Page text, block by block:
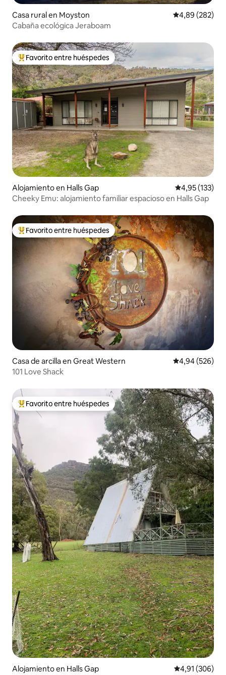
Casa rural en Moyston Calificación
4,89 (282)
Cabaña ecológica Jeraboam
Favorito entre los huéspedes más destacados
Favorito entre huéspedes
Alojamiento en Halls Gap Calificación
4,95 (133)
Cheeky Emu: alojamiento familiar espacioso en Halls Gap
Favorito entre los huéspedes más destacados
Favorito entre huéspedes
Casa de arcilla en Great Western Calificación
4,94 (526)
101 Love Shack
Favorito entre los huéspedes más destacados
Favorito entre huéspedes
Alojamiento en Halls Gap Calificación
4,91 (306)